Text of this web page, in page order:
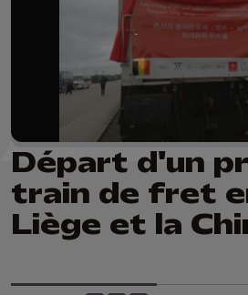
Départ d'un
train de fret
Liège et la